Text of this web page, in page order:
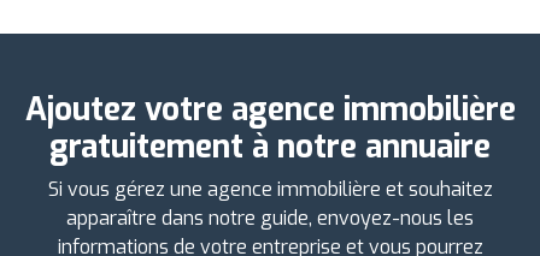
Ajoutez votre agence immobilière
gratuitement à notre annuaire
Si vous gérez une agence immobilière et souhaitez
apparaître dans notre guide, envoyez-nous les
informations de votre entreprise et vous pourrez